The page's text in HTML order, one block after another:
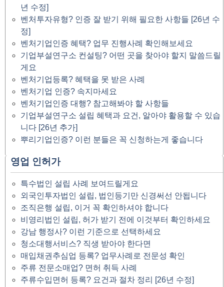
년 수정]
벤처투자유형? 인증 잘 받기 위해 필요한 사항들 [26년 수
정]
벤처기업인증 혜택? 업무 진행사례 확인해보세요
기업부설연구소 컨설팅? 어떤 곳을 찾아야 할지 말씀드릴
게요
벤처기업등록? 혜택을 못 받은 사례
벤처기업 인증? 속지마세요
벤처기업인증 대행? 참고해봐야 할 사항들
기업부설연구소 설립 혜택과 요건, 알아야 활용할 수 있습
니다 [26년 추가]
뿌리기업인증? 이런 분들은 꼭 신청하는게 좋습니다
영업 인허가
특수법인 설립 사례 보여드릴게요
외국인투자법인 설립, 법인등기만 신경써선 안됩니다
조직은행 설립, 이거 꼭 확인하셔야 합니다
비영리법인 설립, 허가 받기 전에 이것부터 확인하세요
강남 행정사? 이런 기준으로 선택하세요
청소대행서비스? 직생 받아야 한다면
매입채권추심업 등록? 업무사례로 전문성 확인
주류 전문소매업? 면허 취득 사례
주류수입면허 등록? 요건과 절차 정리 [26년 수정]